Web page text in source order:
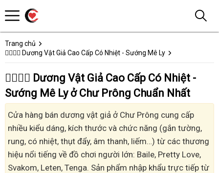
Trang chủ
👩‍❤️‍💋‍👨 Dương Vật Giả Cao Cấp Có Nhiệt - Sướng Mê Ly
👩‍❤️‍💋‍👨 Dương Vật Giả Cao Cấp Có Nhiệt -
Sướng Mê Ly ở Chư Prông Chuẩn Nhất
Cửa hàng bán dương vật giả ở Chư Prông cung cấp
nhiều kiểu dáng, kích thước và chức năng (gắn tường,
rung, có nhiệt, thụt đẩy, âm thanh, liếm…) từ các thương
hiệu nổi tiếng về đồ chơi người lớn: Baile, Pretty Love,
Svakom, Leten, Tenga. Sản phẩm nhập khẩu trực tiếp từ